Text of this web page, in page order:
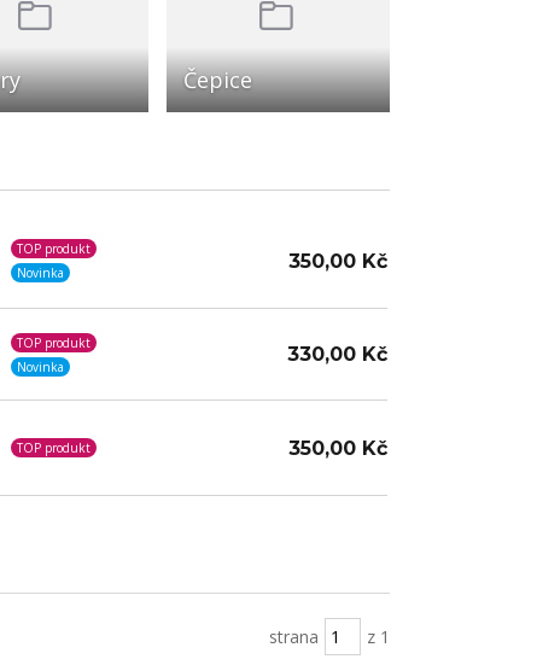
Čepice
TOP produkt
Novinka
350,00 Kč
TOP produkt
Novinka
330,00 Kč
TOP produkt 350,00 Kč
strana z 1